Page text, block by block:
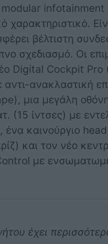
modular
χαρακτηριστικό.
βέλτιστη
σχεδιασμό. Οι
Digital Cockpit Pro
ανακλαστική
μια μεγάλη
(15 ίντσες) με
ένα καινούργιο
και τον νέο
με
έχει